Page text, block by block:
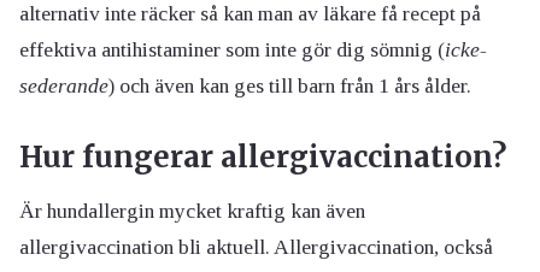
alternativ inte räcker så kan man av läkare få recept på
effektiva antihistaminer som inte gör dig sömnig (icke-
sederande) och även kan ges till barn från 1 års ålder.
Hur fungerar allergivaccination?
Är hundallergin mycket kraftig kan även
allergivaccination bli aktuell. Allergivaccination, också